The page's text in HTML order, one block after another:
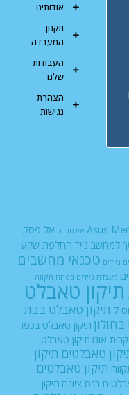
אודותינו
תקנון
המעבדה
העבודות
שלנו
הצהרת
נגישות
Asus אינטרנט אל פסק
למחשב נייד החלפת שקע
ניידים טכנאי מחשבים
מעבדת ניידים בפתח תקווה
תיקון טאבלט
7
תיקון טאבלט בבת
תיקון טאבלט בכפר
אונו תיקון טאבלט
טאבלטים תיקון
תיקון טאבלטים
בנס ציונה תיקון